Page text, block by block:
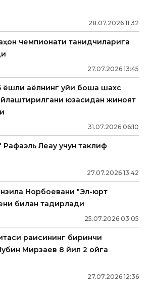
28.07.2026 11:32
чемпионати танқидчиларига
27.07.2026 13:45
аёлнинг уйи бошқа шахс
юзасидан жиноят
31.07.2026 06:10
Рафаэль Леау учун таклиф
27.07.2026 13:42
Норбоевани "Эл-юрт
билан тақдирлади
25.07.2026 03:05
раисининг биринчи
Мирзаев 8 йил 2 ойга
27.07.2026 12:36